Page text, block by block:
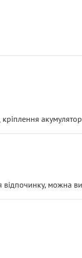
можна